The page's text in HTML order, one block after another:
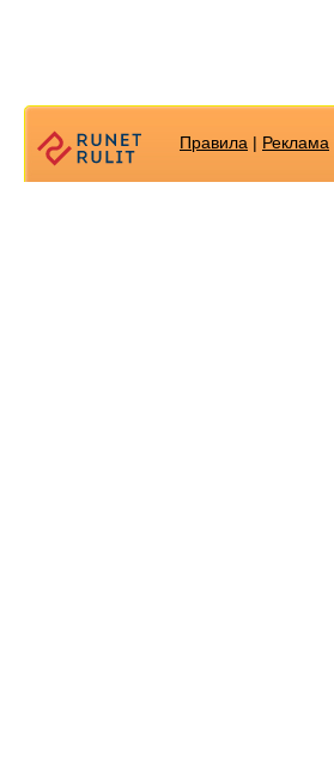
Правила | Реклама